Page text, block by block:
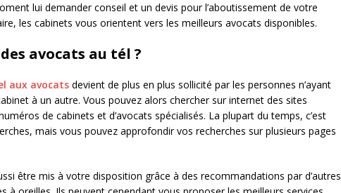
lui demander conseil et un devis pour l’aboutissement de votre
les cabinets vous orientent vers les meilleurs avocats disponibles.
avocats au tél ?
aux avocats devient de plus en plus sollicité par les personnes n’ayant
à un autre. Vous pouvez alors chercher sur internet des sites
de cabinets et d’avocats spécialisés. La plupart du temps, c’est
mais vous pouvez approfondir vos recherches sur plusieurs pages
être mis à votre disposition grâce à des recommandations par d’autres